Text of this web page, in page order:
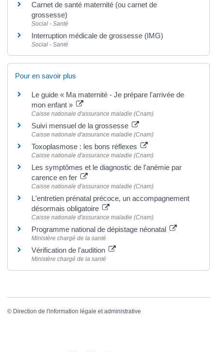
Carnet de santé maternité (ou carnet de
grossesse)
Social - Santé
Interruption médicale de grossesse (IMG)
Social - Santé
Pour en savoir plus
Le guide « Ma maternité - Je prépare l'arrivée de
mon enfant »
Caisse nationale d'assurance maladie (Cnam)
Suivi mensuel de la grossesse
Caisse nationale d'assurance maladie (Cnam)
Toxoplasmose : les bons réflexes
Caisse nationale d'assurance maladie (Cnam)
Les symptômes et le diagnostic de l'anémie par
carence en fer
Caisse nationale d'assurance maladie (Cnam)
L'entretien prénatal précoce, un accompagnement
désormais obligatoire
Caisse nationale d'assurance maladie (Cnam)
Programme national de dépistage néonatal
Ministère chargé de la santé
Vérification de l'audition
Ministère chargé de la santé
© Direction de l'information légale et administrative